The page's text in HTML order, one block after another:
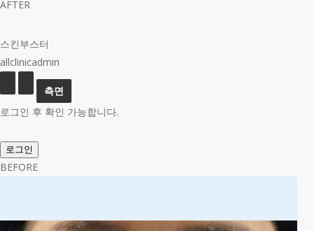
AFTER
스킨부스터
allclinicadmin
로그인 후 확인 가능합니다.
로그인
BEFORE